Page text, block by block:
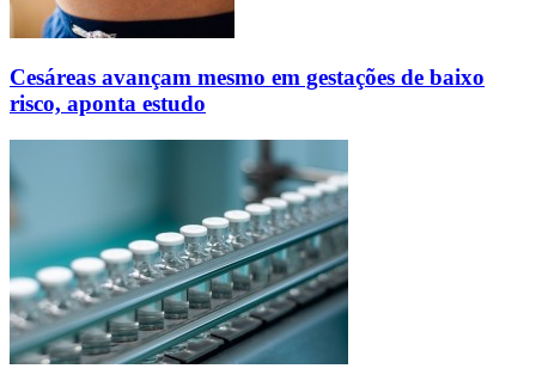
Cesáreas avançam mesmo em gestações de baixo
risco, aponta estudo